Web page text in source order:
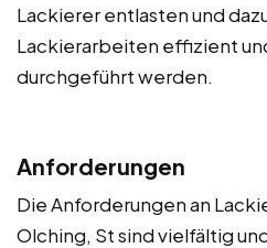
Lackierer entlasten und
Lackierarbeiten effizient
durchgeführt werden.
Anforderungen
Die Anforderungen an
Olching, St sind vielfältig